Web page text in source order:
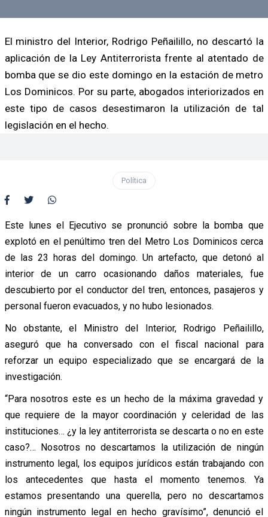
El ministro del Interior, Rodrigo Peñailillo, no descartó la
aplicación de la Ley Antiterrorista frente al atentado de
bomba que se dio este domingo en la estación de metro
Los Dominicos. Por su parte, abogados interiorizados en
este tipo de casos desestimaron la utilización de tal
legislación en el hecho.
Política
Este lunes el Ejecutivo se pronunció sobre la bomba que
explotó en el penúltimo tren del Metro Los Dominicos cerca
de las 23 horas del domingo. Un artefacto, que detonó al
interior de un carro ocasionando daños materiales, fue
descubierto por el conductor del tren, entonces, pasajeros y
personal fueron evacuados, y no hubo lesionados.
No obstante, el Ministro del Interior, Rodrigo Peñailillo,
aseguró que ha conversado con el fiscal nacional para
reforzar un equipo especializado que se encargará de la
investigación.
“Para nosotros este es un hecho de la máxima gravedad y
que requiere de la mayor coordinación y celeridad de las
instituciones… ¿y la ley antiterrorista se descarta o no en este
caso?… Nosotros no descartamos la utilización de ningún
instrumento legal, los equipos jurídicos están trabajando con
los antecedentes que hasta el momento tenemos. Ya
estamos presentando una querella, pero no descartamos
ningún instrumento legal en hecho gravísimo”, denunció el